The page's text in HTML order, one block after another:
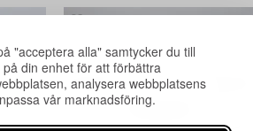
"acceptera alla" samtycker du till
din enhet för att förbättra
analysera webbplatsens
vår marknadsföring.